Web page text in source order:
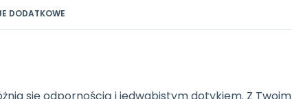
popelina
DODATKOWE